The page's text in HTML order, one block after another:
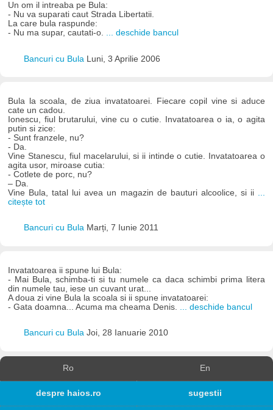
Un om il intreaba pe Bula:
- Nu va suparati caut Strada Libertatii.
La care bula raspunde:
- Nu ma supar, cautati-o. ... deschide bancul
Bancuri cu Bula Luni, 3 Aprilie 2006
Bula la scoala, de ziua invatatoarei. Fiecare copil vine si aduce
cate un cadou.
Ionescu, fiul brutarului, vine cu o cutie. Invatatoarea o ia, o agita
putin si zice:
- Sunt franzele, nu?
- Da.
Vine Stanescu, fiul macelarului, si ii intinde o cutie. Invatatoarea o
agita usor, miroase cutia:
- Cotlete de porc, nu?
– Da.
Vine Bula, tatal lui avea un magazin de bauturi alcoolice, si ii ...
citește tot
Bancuri cu Bula Marți, 7 Iunie 2011
Invatatoarea ii spune lui Bula:
- Mai Bula, schimba-ti si tu numele ca daca schimbi prima litera
din numele tau, iese un cuvant urat...
A doua zi vine Bula la scoala si ii spune invatatoarei:
- Gata doamna... Acuma ma cheama Denis.
... deschide bancul
Bancuri cu Bula Joi, 28 Ianuarie 2010
Ro En
despre haios.ro sugestii